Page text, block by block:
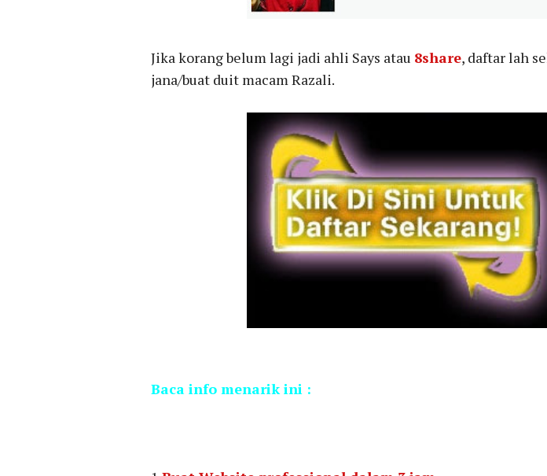
Jika korang belum lagi jadi ahli Says atau 8share, daftar lah
jana/buat duit macam Razali.
Baca info menarik ini :